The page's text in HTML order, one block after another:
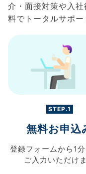
介・面接対策や入
料でトータルサポー
STEP.1
無料お申込
登録フォームから 1
ご入力 いただけ